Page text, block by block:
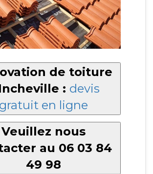
de toiture
: devis
gratuit en ligne
Veuillez nous
au 06 03 84
49 98